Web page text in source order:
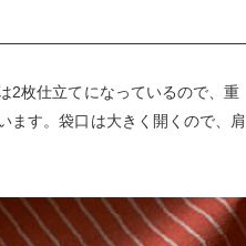
2枚仕立てになっているので、重
ます。袋口は大きく開くので、肩